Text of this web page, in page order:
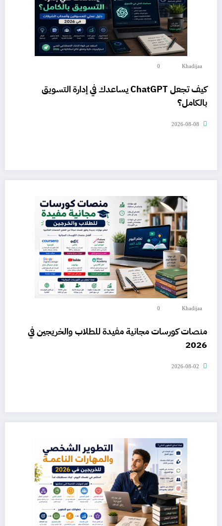
Khadijaa
0
كيف تجعل ChatGPT يساعدك في إدارة التسويق
بالكامل؟
2026-08-08
Khadijaa
0
منصات كورسات مجانية مفيدة للطلاب والخريجين في
2026
2026-08-02